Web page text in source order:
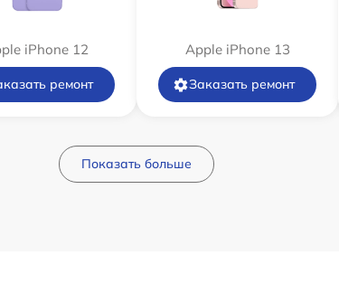
iPhone 12
ремонт
Apple iPhone 13
Заказать ремонт
Показать больше